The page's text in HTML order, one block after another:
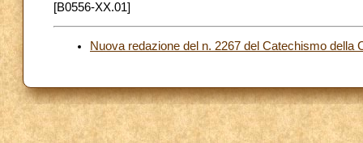
[B0556-XX.01]
Nuova redazione del n. 2267 del Catechismo della